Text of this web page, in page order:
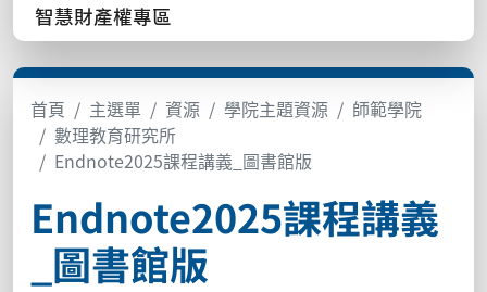
智慧財產權專區
首頁 主選單 資源 學院主題資源
師範學院
數理教育研究所
Endnote2025課程講義_圖書館版
Endnote2025課程講義
_圖書館版